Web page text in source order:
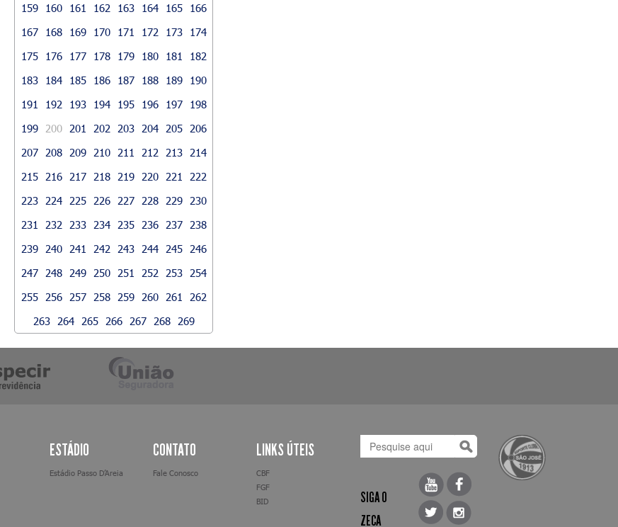
159
160 161 162 163 164 165
166
167
168 169 170 171 172 173
174
175
176 177 178 179 180 181
182
183
184 185 186 187 188 189
190
191
192 193 194 195 196 197
198
199
200 201 202 203 204 205
206
207
208 209 210 211 212 213
214
215
216 217 218 219 220 221
222
223
224 225 226 227 228 229
230
231
232 233 234 235 236 237
238
239
240 241 242 243 244 245
246
247
248 249 250 251 252 253
254
255
256 257 258 259 260 261
262
263
264 265 266 267 268 269
ESTÁDIO
Estádio Passo D’Areia
CONTATO
Fale Conosco
LINKS ÚTEIS
CBF
FGF
BID
SIGA O
ZECA